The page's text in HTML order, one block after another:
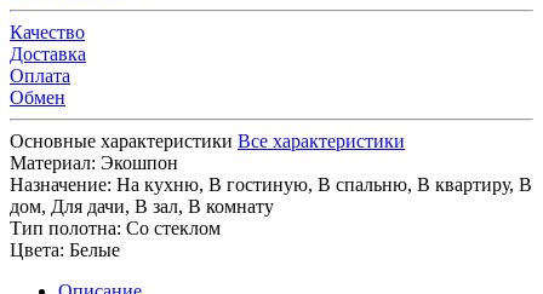
Качество
Доставка
Оплата
Обмен
Основные характеристики Все характеристики
Материал: Экошпон
Назначение: На кухню, В гостиную, В спальню, В квартиру, В
дом, Для дачи, В зал, В комнату
Тип полотна: Со стеклом
Цвета: Белые